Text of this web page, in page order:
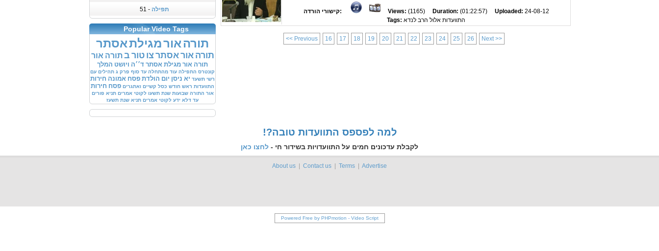
תפילה - 51
Popular Video Tags
תורהאורמגילתאסתר
תורה אוראסתר צו טור ב תורה אור
תורה אור מגילת אסתר ד׳׳ה ויושט המלך
קונטרס התפילה עוד מהתחלה עד סוף פרק ג תהילים עם
רשי תשעד יא ניסן יום הולדת פסח אמונה חירות
התוועדות ראש חודש כסל קשיים ואתגרים פסח חירות
אור התורה שבועות שנת תשעו לקוטי אמרים תניא פורים
עד דלא ידע לקוטי אמרים תניא שנת תשעז
קישורי הורדה: Views: (1165) Duration: (01:22:57) Uploaded: 24-08-12
Tags: התוועדות אלול הרב לנדא
<< Previous 16 17 18 19 20 21 22 23 24 25 26 Next >>
!?למה לפספס התוועדות טובה
לקבלת עדכונים חמים על התוועדויות בשידור חי - לחצו כאן
About us Contact us Terms Advertise
Powered Free by PHPmotion - Video Script